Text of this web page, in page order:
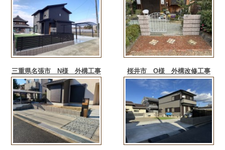
三重県名張市 N様 外構工事 桜井市 O様 外構改修工事